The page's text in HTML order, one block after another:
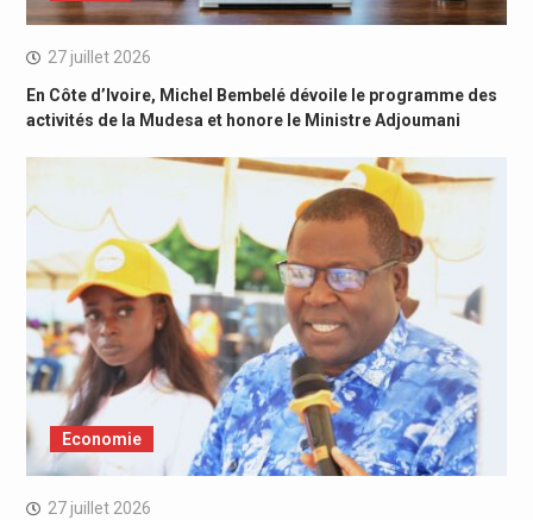
27 juillet 2026
En Côte d’Ivoire, Michel Bembelé dévoile le programme des
activités de la Mudesa et honore le Ministre Adjoumani
Economie
27 juillet 2026